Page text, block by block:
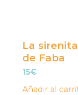
La
de Faba
15€
Añadir al